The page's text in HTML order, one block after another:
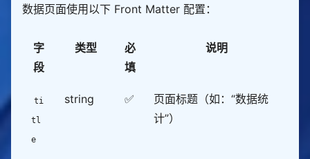
数据页面使用以下 Front Matter 配置：
字
段
类型
必
填
说明
ti
tl
e
string ✅
页面标题（如：“数据统
计”）